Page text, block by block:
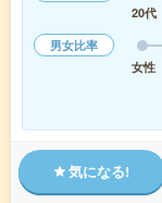
20代
男女比率
女性
気になる!